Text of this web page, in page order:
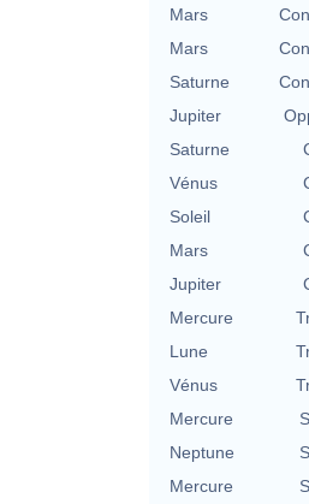
Mars
Mars
Saturne
Jupiter
Saturne
Vénus
Soleil
Mars
Jupiter
Mercure
Lune
Vénus
Mercure
Neptune
Mercure